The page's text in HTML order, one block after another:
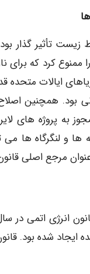
ممنوع کرد که
ایالات
بود. همچنین
به پروژه های
ها و لنگرگاه ها می
اصلی قانون زیست
ایجاد شده بود.